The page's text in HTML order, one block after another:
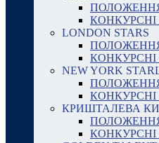
КОНКУРСНІ
LONDON STARS
КОНКУРСНІ
NEW YORK
КОНКУРСНІ
КРИШТАЛЕВА
КОНКУРСНІ